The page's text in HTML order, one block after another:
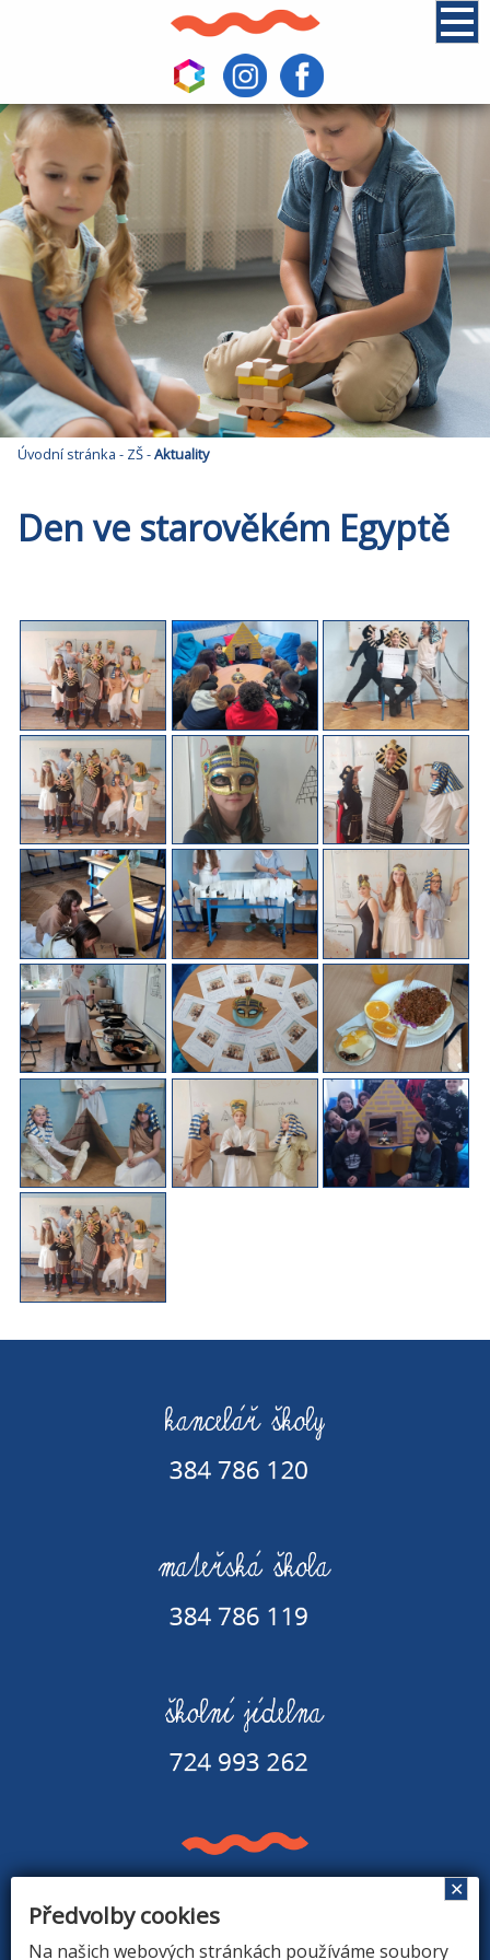
Úvodní stránka - ZŠ-Aktuality
Den ve starověkém Egyptě
Základní škola a Mateřská škola v Rapšachu
378 07 Rapšach 290
Předvolby cookies
Na našich webových stránkách používáme soubory
✕